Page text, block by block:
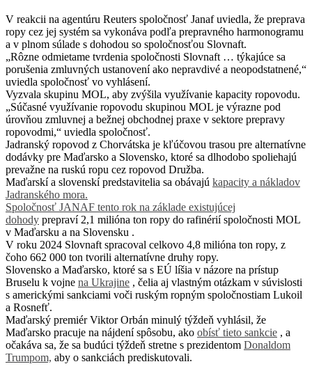
V reakcii na agentúru Reuters spoločnosť Janaf uviedla, že preprava
ropy cez jej systém sa vykonáva podľa prepravného harmonogramu
a v plnom súlade s dohodou so spoločnosťou Slovnaft.
„Rôzne odmietame tvrdenia spoločnosti Slovnaft … týkajúce sa
porušenia zmluvných ustanovení ako nepravdivé a neopodstatnené,“
uviedla spoločnosť vo vyhlásení.
Vyzvala skupinu MOL, aby zvýšila využívanie kapacity ropovodu.
„Súčasné využívanie ropovodu skupinou MOL je výrazne pod
úrovňou zmluvnej a bežnej obchodnej praxe v sektore prepravy
ropovodmi,“ uviedla spoločnosť.
Jadranský ropovod z Chorvátska je kľúčovou trasou pre alternatívne
dodávky pre Maďarsko a Slovensko, ktoré sa dlhodobo spoliehajú
prevažne na ruskú ropu cez ropovod Družba.
Maďarskí a slovenskí predstavitelia sa obávajú kapacity a nákladov
Jadranského mora.
Spoločnosť JANAF tento rok na základe existujúcej
dohody prepraví 2,1 milióna ton ropy do rafinérií spoločnosti MOL
v Maďarsku a na Slovensku .
V roku 2024 Slovnaft spracoval celkovo 4,8 milióna ton ropy, z
čoho 662 000 ton tvorili alternatívne druhy ropy.
Slovensko a Maďarsko, ktoré sa s EÚ líšia v názore na prístup
Bruselu k vojne na Ukrajine , čelia aj vlastným otázkam v súvislosti
s americkými sankciami voči ruským ropným spoločnostiam Lukoil
a Rosnefť.
Maďarský premiér Viktor Orbán minulý týždeň vyhlásil, že
Maďarsko pracuje na nájdení spôsobu, ako obísť tieto sankcie , a
očakáva sa, že sa budúci týždeň stretne s prezidentom Donaldom
Trumpom, aby o sankciách prediskutovali.